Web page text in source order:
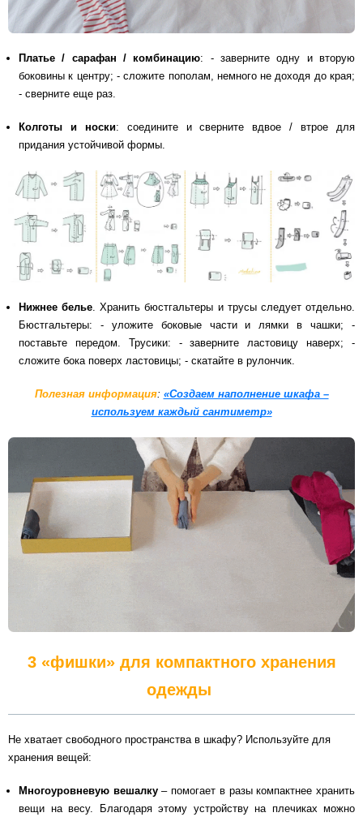
Платье / сарафан / комбинацию: - заверните одну и вторую
боковины к центру; - сложите пополам, немного не доходя до края;
- сверните еще раз.
Колготы и носки: соедините и сверните вдвое / втрое для
придания устойчивой формы.
Нижнее белье . Хранить бюстгальтеры и трусы следует отдельно.
Бюстгальтеры: - уложите боковые части и лямки в чашки; -
поставьте передом. Трусики: - заверните ластовицу наверх; -
сложите бока поверх ластовицы; - скатайте в рулончик.
Полезная информация: «Создаем наполнение шкафа –
используем каждый сантиметр»
3 «фишки» для компактного хранения
одежды
Не хватает свободного пространства в шкафу? Используйте для
хранения вещей:
Многоуровневую вешалку– помогает в разы компактнее хранить
вещи на весу. Благодаря этому устройству на плечиках можно